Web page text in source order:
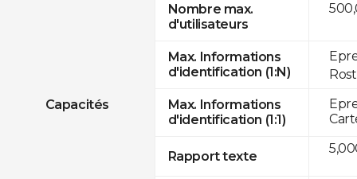
Capacités
Nombre max.
d'utilisateurs
Max. Informations
d'identification (1:N)
Max. Informations
d'identification (1:1)
Rapport texte